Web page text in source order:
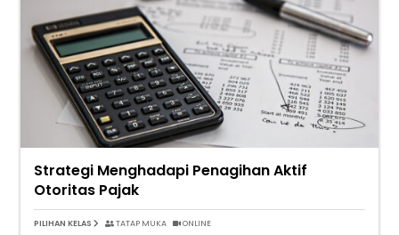
Strategi Menghadapi Penagihan Aktif
Otoritas Pajak
PILIHAN KELAS TATAP MUKA ONLINE